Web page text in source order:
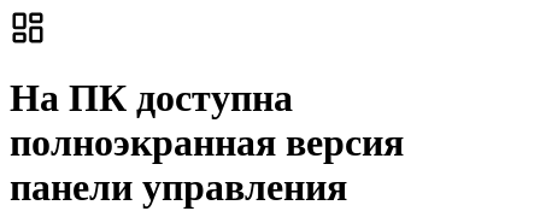
На ПК доступна
полноэкранная версия
панели управления